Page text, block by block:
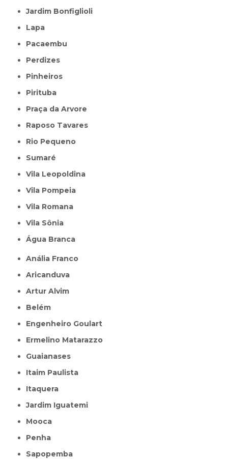
Jardim Bonfiglioli
Lapa
Pacaembu
Perdizes
Pinheiros
Pirituba
Praça da Arvore
Raposo Tavares
Rio Pequeno
Sumaré
Vila Leopoldina
Vila Pompeia
Vila Romana
Vila Sônia
Água Branca
Anália Franco
Aricanduva
Artur Alvim
Belém
Engenheiro Goulart
Ermelino Matarazzo
Guaianases
Itaim Paulista
Itaquera
Jardim Iguatemi
Mooca
Penha
Sapopemba